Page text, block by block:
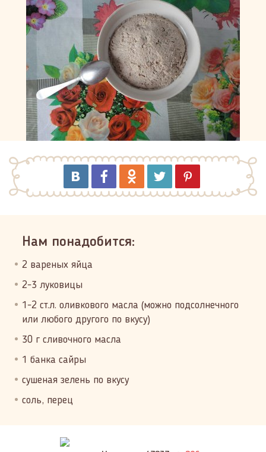
Нам понадобится:
2 вареных яйца
2-3 луковицы
1-2 ст.л. оливкового масла (можно подсолнечного
или любого другого по вкусу)
30 г сливочного масла
1 банка сайры
сушеная зелень по вкусу
соль, перец